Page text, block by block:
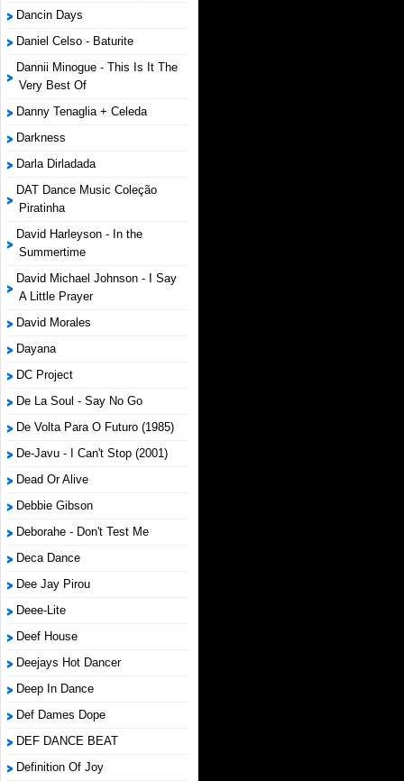
Dancin Days
Daniel Celso - Baturite
Dannii Minogue - This Is It The
Very Best Of
Danny Tenaglia + Celeda
Darkness
Darla Dirladada
DAT Dance Music Coleção
Piratinha
David Harleyson - In the
Summertime
David Michael Johnson - I Say
A Little Prayer
David Morales
Dayana
DC Project
De La Soul - Say No Go
De Volta Para O Futuro (1985)
De-Javu - I Can't Stop (2001)
Dead Or Alive
Debbie Gibson
Deborahe - Don't Test Me
Deca Dance
Dee Jay Pirou
Deee-Lite
Deef House
Deejays Hot Dancer
Deep In Dance
Def Dames Dope
DEF DANCE BEAT
Definition Of Joy